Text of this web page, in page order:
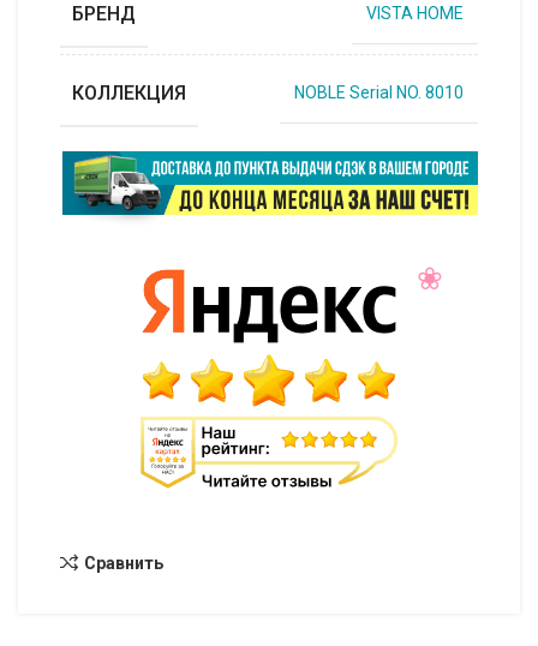
БРЕНД VISTA HOME
КОЛЛЕКЦИЯ NOBLE Serial NO. 8010
Сравнить